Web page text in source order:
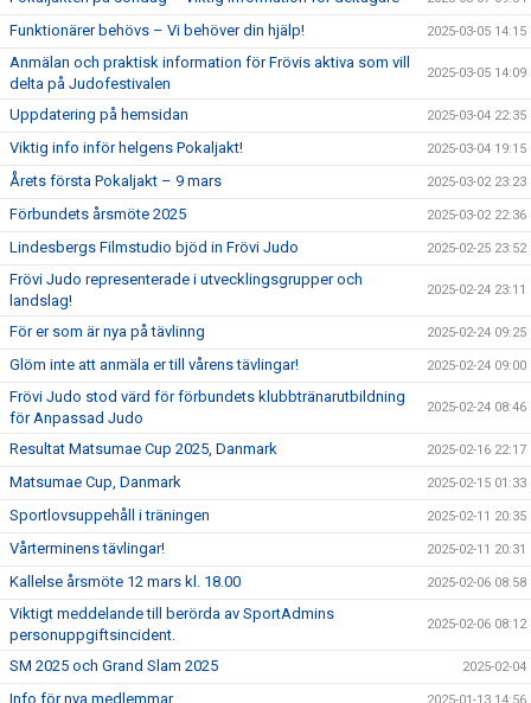
Funktionärer behövs – Vi behöver din hjälp! 2025-03-05 14:15
Anmälan och praktisk information för Frövis aktiva som vill
delta på Judofestivalen
2025-03-05 14:09
Uppdatering på hemsidan 2025-03-04 22:35
Viktig info inför helgens Pokaljakt! 2025-03-04 19:15
Årets första Pokaljakt – 9 mars 2025-03-02 23:23
Förbundets årsmöte 2025 2025-03-02 22:36
Lindesbergs Filmstudio bjöd in Frövi Judo 2025-02-25 23:52
Frövi Judo representerade i utvecklingsgrupper och
landslag!
2025-02-24 23:11
För er som är nya på tävlinng 2025-02-24 09:25
Glöm inte att anmäla er till vårens tävlingar! 2025-02-24 09:00
Frövi Judo stod värd för förbundets klubbtränarutbildning
för Anpassad Judo
2025-02-24 08:46
Resultat Matsumae Cup 2025, Danmark 2025-02-16 22:17
Matsumae Cup, Danmark 2025-02-15 01:33
Sportlovsuppehåll i träningen 2025-02-11 20:35
Vårterminens tävlingar! 2025-02-11 20:31
Kallelse årsmöte 12 mars kl. 18.00 2025-02-06 08:58
Viktigt meddelande till berörda av SportAdmins
personuppgiftsincident.
2025-02-06 08:12
SM 2025 och Grand Slam 2025 2025-02-04
Info för nya medlemmar